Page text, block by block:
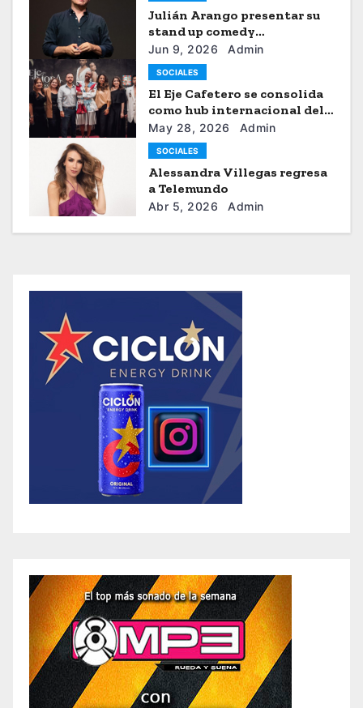
Julián Arango presentar su
stand up comedy
“Julianchou”
Jun 9, 2026 Admin
SOCIALES
El Eje Cafetero se consolida
como hub internacional del
sistema moda
May 28, 2026 Admin
SOCIALES
Alessandra Villegas regresa
a Telemundo
Abr 5, 2026 Admin